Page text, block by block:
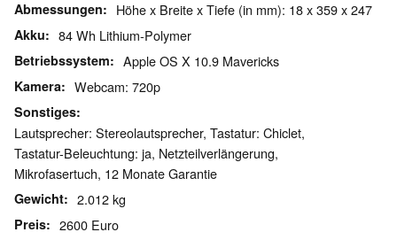
Abmessungen Höhe x Breite x Tiefe (in mm): 18 x 359 x 247
Akku 84 Wh Lithium-Polymer
Betriebssystem Apple OS X 10.9 Mavericks
Kamera Webcam: 720p
Sonstiges
Lautsprecher: Stereolautsprecher, Tastatur: Chiclet,
Tastatur-Beleuchtung: ja, Netzteilverlängerung,
Mikrofasertuch, 12 Monate Garantie
Gewicht 2.012 kg
Preis 2600 Euro